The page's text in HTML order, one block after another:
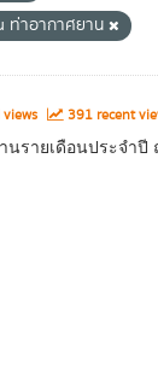
ท่าอากาศยาน
391 recent
นรายเดือนประจำ